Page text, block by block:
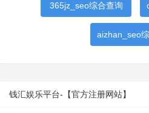
365jz_seo综合查询
aizhan_seo
钱汇娱乐平台-【官方注册网站】